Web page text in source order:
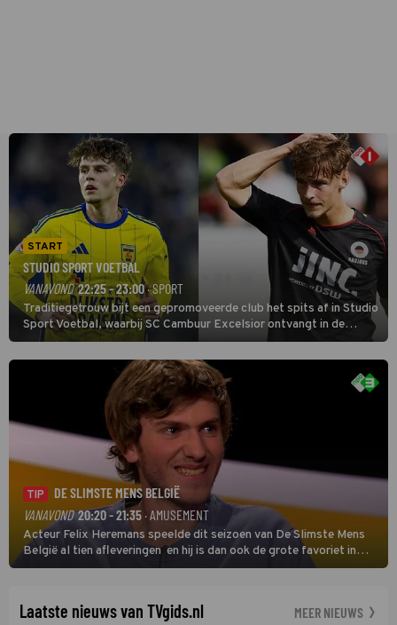
START
STUDIO SPORT VOETBAL
VANAVOND 22:25 - 23:00· SPORT
Traditiegetrouw bijt een gepromoveerde club het spits af in Studio
Sport Voetbal, waarbij SC Cambuur Excelsior ontvangt in de
eerste wedstrijd van het nieuwe Eredivisieseizoen. De nieuwe
oefenmeester is Johan Plat en hij wil aanvallend voetballen.
TIP
DE SLIMSTE MENS BELGIË
VANAVOND 20:20 - 21:35· AMUSEMENT
Acteur Felix Heremans speelde dit seizoen van De Slimste Mens
België al tien afleveringen en hij is dan ook de grote favoriet in
deze seizoensfinale. En er is Nederlandse inbreng, want komiek
Laatste nieuws van TVgids.nl MEER NIEUWS